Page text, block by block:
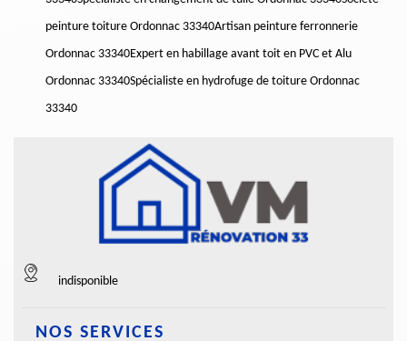
peinture toiture Ordonnac 33340Artisan peinture ferronnerie
Ordonnac 33340Expert en habillage avant toit en PVC et Alu
Ordonnac 33340Spécialiste en hydrofuge de toiture Ordonnac
33340
indisponible
NOS SERVICES